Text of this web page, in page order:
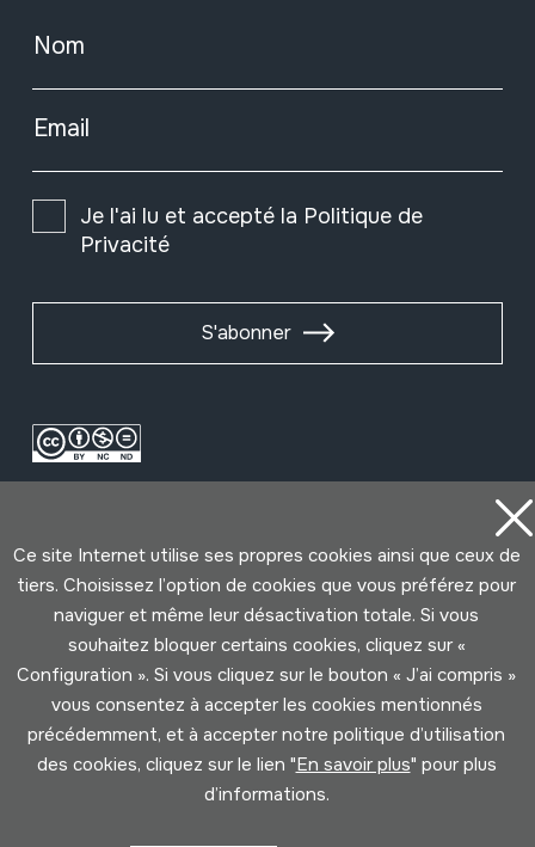
Nom
Email
Je l'ai lu et accepté la Politique de
Privacité
S'abonner
Conditions d'Utilisation
Politique de Privacité
Cookies politique
Développé par Lotura
Ce site Internet utilise ses propres cookies ainsi que ceux de
tiers. Choisissez l’option de cookies que vous préférez pour
naviguer et même leur désactivation totale. Si vous
souhaitez bloquer certains cookies, cliquez sur «
Configuration ». Si vous cliquez sur le bouton « J’ai compris »
vous consentez à accepter les cookies mentionnés
précédemment, et à accepter notre politique d’utilisation
des cookies, cliquez sur le lien "En savoir plus" pour plus
d’informations.